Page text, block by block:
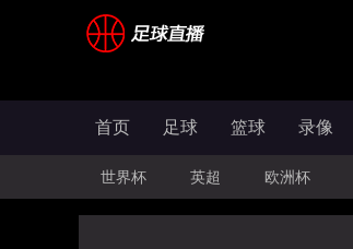
首页 足球 篮球 录像
世界杯 英超 欧洲杯